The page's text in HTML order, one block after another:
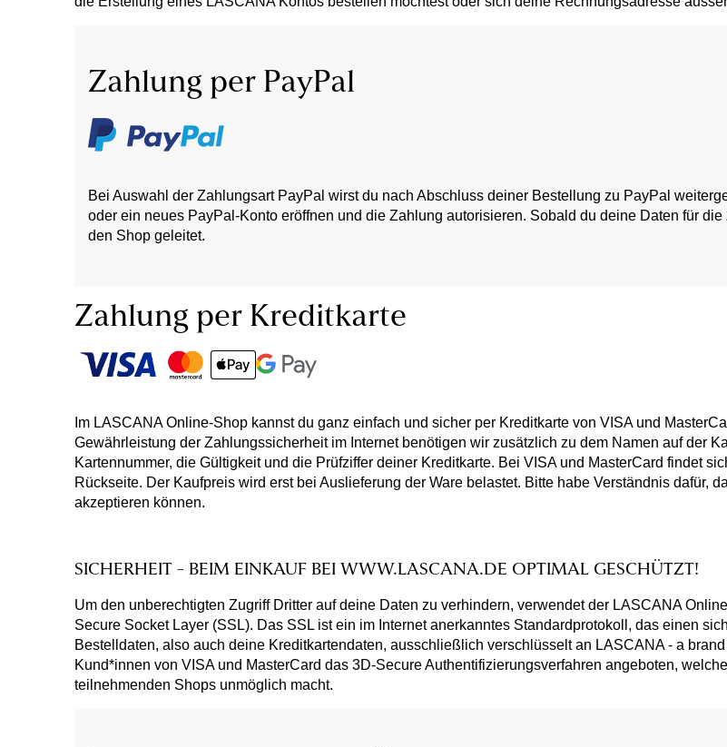
Zahlung per PayPal
Bei Auswahl der Zahlungsart PayPal wirst du nach Abschluss deiner Bestellung zu PayPal
oder ein neues PayPal-Konto eröffnen und die Zahlung autorisieren. Sobald du deine Daten für
den Shop geleitet.
Zahlung per Kreditkarte
Im LASCANA Online-Shop kannst du ganz einfach und sicher per Kreditkarte von VISA und
Gewährleistung der Zahlungssicherheit im Internet benötigen wir zusätzlich zu dem Namen auf der
Kartennummer, die Gültigkeit und die Prüfziffer deiner Kreditkarte. Bei VISA und MasterCard findet
Rückseite. Der Kaufpreis wird erst bei Auslieferung der Ware belastet. Bitte habe Verständnis dafür,
akzeptieren können.
SICHERHEIT - BEIM EINKAUF BEI WWW.LASCANA.DE OPTIMAL GESCHÜTZT!
Um den unberechtigten Zugriff Dritter auf deine Daten zu verhindern, verwendet der LASCANA
Secure Socket Layer (SSL). Das SSL ist ein im Internet anerkanntes Standardprotokoll, das einen
Bestelldaten, also auch deine Kreditkartendaten, ausschließlich verschlüsselt an LASCANA - a
Kund*innen von VISA und MasterCard das 3D-Secure Authentifizierungsverfahren angeboten,
teilnehmenden Shops unmöglich macht.